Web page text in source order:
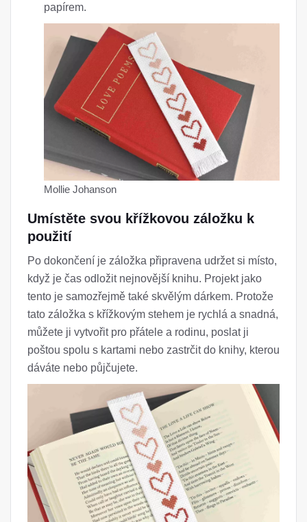
papírem.
Mollie Johanson
Umístěte svou křížkovou záložku k
použití
Po dokončení je záložka připravena udržet si místo,
když je čas odložit nejnovější knihu. Projekt jako
tento je samozřejmě také skvělým dárkem. Protože
tato záložka s křížkovým stehem je rychlá a snadná,
můžete ji vytvořit pro přátele a rodinu, poslat ji
poštou spolu s kartami nebo zastrčit do knihy, kterou
dáváte nebo půjčujete.